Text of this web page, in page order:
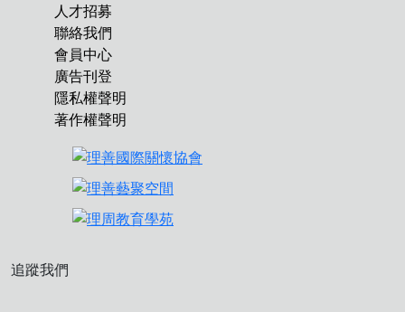
人才招募
聯絡我們
會員中心
廣告刊登
隱私權聲明
著作權聲明
追蹤我們